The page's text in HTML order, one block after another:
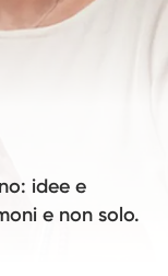
idee e
e non solo.